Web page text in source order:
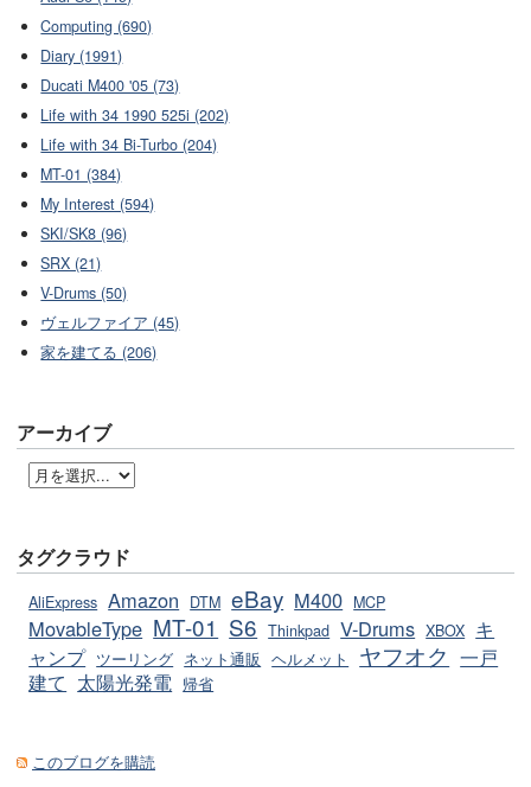
Computing (690)
Diary (1991)
Ducati M400 '05 (73)
Life with 34 1990 525i (202)
Life with 34 Bi-Turbo (204)
MT-01 (384)
My Interest (594)
SKI/SK8 (96)
SRX (21)
V-Drums (50)
ヴェルファイア (45)
家を建てる (206)
アーカイブ
タグクラウド
AliExpress Amazon DTM eBay M400 MCP
MovableType MT-01 S6 Thinkpad V-Drums XBOX キ
ャンプ ツーリング ネット通販 ヘルメット ヤフオク 一戸
建て 太陽光発電 帰省
このブログを購読